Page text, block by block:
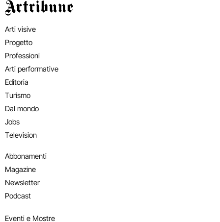
Artribune
Arti visive
Progetto
Professioni
Arti performative
Editoria
Turismo
Dal mondo
Jobs
Television
Abbonamenti
Magazine
Newsletter
Podcast
Eventi e Mostre